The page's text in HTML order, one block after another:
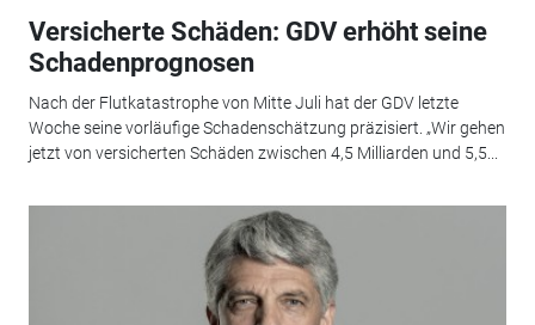
Versicherte Schäden: GDV erhöht seine
Schadenprognosen
Nach der Flutkatastrophe von Mitte Juli hat der GDV letzte
Woche seine vorläufige Schadenschätzung präzisiert. „Wir gehen
jetzt von versicherten Schäden zwischen 4,5 Milliarden und 5,5...